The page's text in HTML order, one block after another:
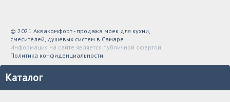
© 2021 Аквакомфорт - продажа моек для кухни,
смесителей, душевых систем в Самаре.
Информация на сайте является публичной офертой
Политика конфиденциальности
Каталог